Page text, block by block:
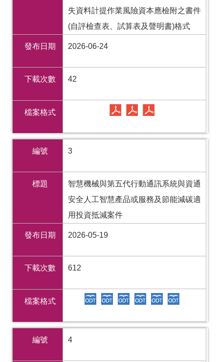
失資料計提作業風險資本應檢附之書件
(自評檢查表、試算表及聲明書)格式
發布日期 2026-06-24
下載次數 42
檔案格式
編號 3
標題
智慧機械與第五代行動通訊系統與資通
安全人工智慧產品或服務及節能減碳適
用投資抵減案件
發布日期 2026-05-19
下載次數 612
檔案格式
編號 4